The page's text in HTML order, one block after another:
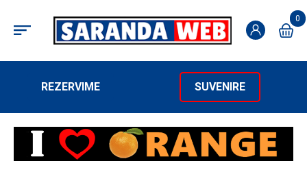
0
REZERVIME SUVENIRE